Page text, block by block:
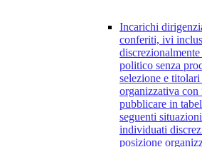
Incarichi
conferiti, ivi
politico senza
selezione e
organizzativa
pubblicare in
seguenti
individuati
posizione